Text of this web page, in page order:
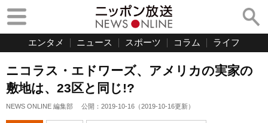
エンタメ ニュース スポーツ コラム ライフ
ニコラス・エドワーズ、アメリカの実家の
敷地は、23区と同じ!?
NEWS ONLINE 編集部 公開： 2019-10-16 （2019-10-16更新）